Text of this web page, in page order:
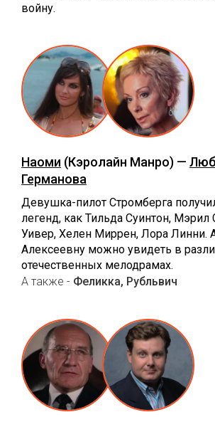
войну.
Наоми (Кэролайн Манро) —
Германова
Девушка-пилот Стромберга
легенд, как Тильда Суинтон, Мэрил
Уивер, Хелен Миррен, Лора Линни.
Алексеевну можно увидеть в
отечественных мелодрамах.
А также - Феликка, Рубльвич